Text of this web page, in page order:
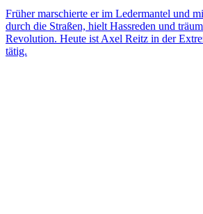
Früher marschierte er im Ledermantel und
durch die Straßen, hielt Hassreden und
Revolution. Heute ist Axel Reitz in der
tätig.